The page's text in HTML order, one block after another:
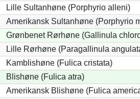
Lille Sultanhøne (Porphyrio alleni)
Amerikansk Sultanhøne (Porphyrio
Grønbenet Rørhøne (Gallinula
Lille Rørhøne (Paragallinula
Kamblishøne (Fulica cristata)
Blishøne (Fulica atra)
Amerikansk Blishøne (Fulica